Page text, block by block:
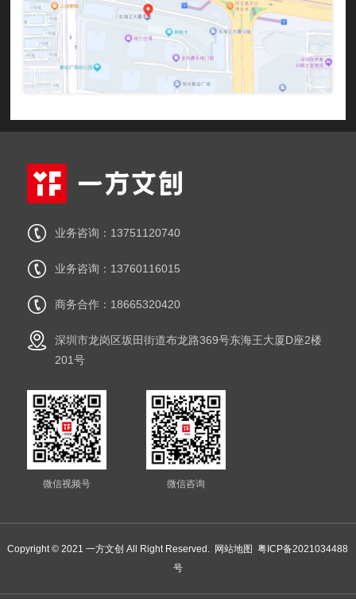
业务咨询：13751120740
业务咨询：13760116015
商务合作：18665320420
深圳市龙岗区坂田街道布龙路369号东海王大厦D座2楼
201号
微信视频号 微信咨询
Copyright © 2021 一方文创 All Right Reserved. 网站地图
粤ICP备2021034488
号